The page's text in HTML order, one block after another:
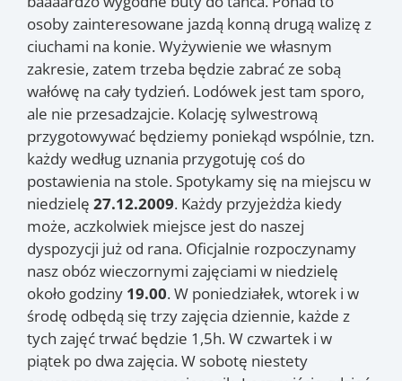
osoby zainteresowane jazdą konną drugą walizę z
ciuchami na konie. Wyżywienie we własnym
zakresie, zatem trzeba będzie zabrać ze sobą
wałówę na cały tydzień. Lodówek jest tam sporo,
ale nie przesadzajcie. Kolację sylwestrową
przygotowywać będziemy poniekąd wspólnie, tzn.
każdy według uznania przygotuję coś do
postawienia na stole. Spotykamy się na miejscu w
niedzielę 27.12.2009. Każdy przyjeżdża kiedy
może, aczkolwiek miejsce jest do naszej
dyspozycji już od rana. Oficjalnie rozpoczynamy
nasz obóz wieczornymi zajęciami w niedzielę
około godziny 19.00. W poniedziałek, wtorek i w
środę odbędą się trzy zajęcia dziennie, każde z
tych zajęć trwać będzie 1,5h. W czwartek i w
piątek po dwa zajęcia. W sobotę niestety